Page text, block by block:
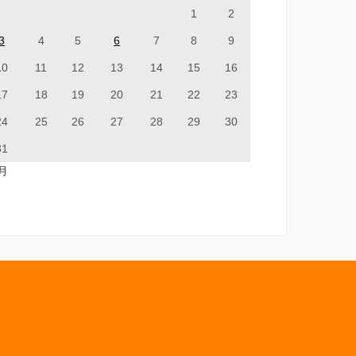
1 2
4 5 6 7 8 9
11 12 13 14 15 16
18 19 20 21 22 23
25 26 27 28 29 30